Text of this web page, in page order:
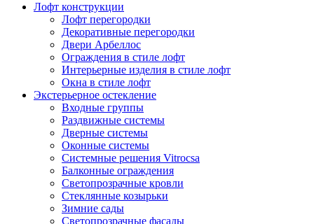
Лофт конструкции
Лофт перегородки
Декоративные перегородки
Двери Арбеллос
Ограждения в стиле лофт
Интерьерные изделия в стиле лофт
Окна в стиле лофт
Экстерьерное остекление
Входные группы
Раздвижные системы
Дверные системы
Оконные системы
Системные решения Vitrocsa
Балконные ограждения
Светопрозрачные кровли
Стеклянные козырьки
Зимние сады
Светопрозрачные фасады